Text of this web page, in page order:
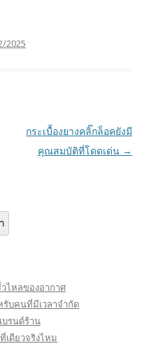
2025
กระเบื้องยางคลิ๊กล็อคยังมี
คุณสมบัติที่โดดเด่น →
ไหลของอากาศ
รับคนที่มีเวลาจำกัด
บรนด์ร้าน
เดียวจริงไหม